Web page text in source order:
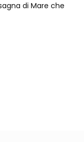
di Mare che